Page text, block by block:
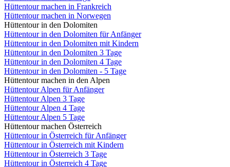
Hüttentour machen in Frankreich
Hüttentour machen in Norwegen
Hüttentour in den Dolomiten
Hüttentour in den Dolomiten für Anfänger
Hüttentour in den Dolomiten mit Kindern
Hüttentour in den Dolomiten 3 Tage
Hüttentour in den Dolomiten 4 Tage
Hüttentour in den Dolomiten - 5 Tage
Hüttentour machen in den Alpen
Hüttentour Alpen für Anfänger
Hüttentour Alpen 3 Tage
Hüttentour Alpen 4 Tage
Hüttentour Alpen 5 Tage
Hüttentour machen Österreich
Hüttentour in Österreich für Anfänger
Hüttentour in Österreich mit Kindern
Hüttentour in Österreich 3 Tage
Hüttentour in Österreich 4 Tage